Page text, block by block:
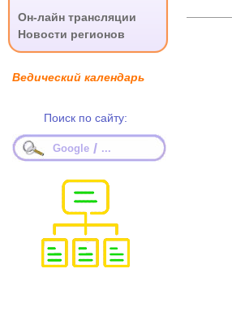
Он-лайн трансляции
Новости регионов
Ведический календарь
Поиск по сайту:
Google / ...